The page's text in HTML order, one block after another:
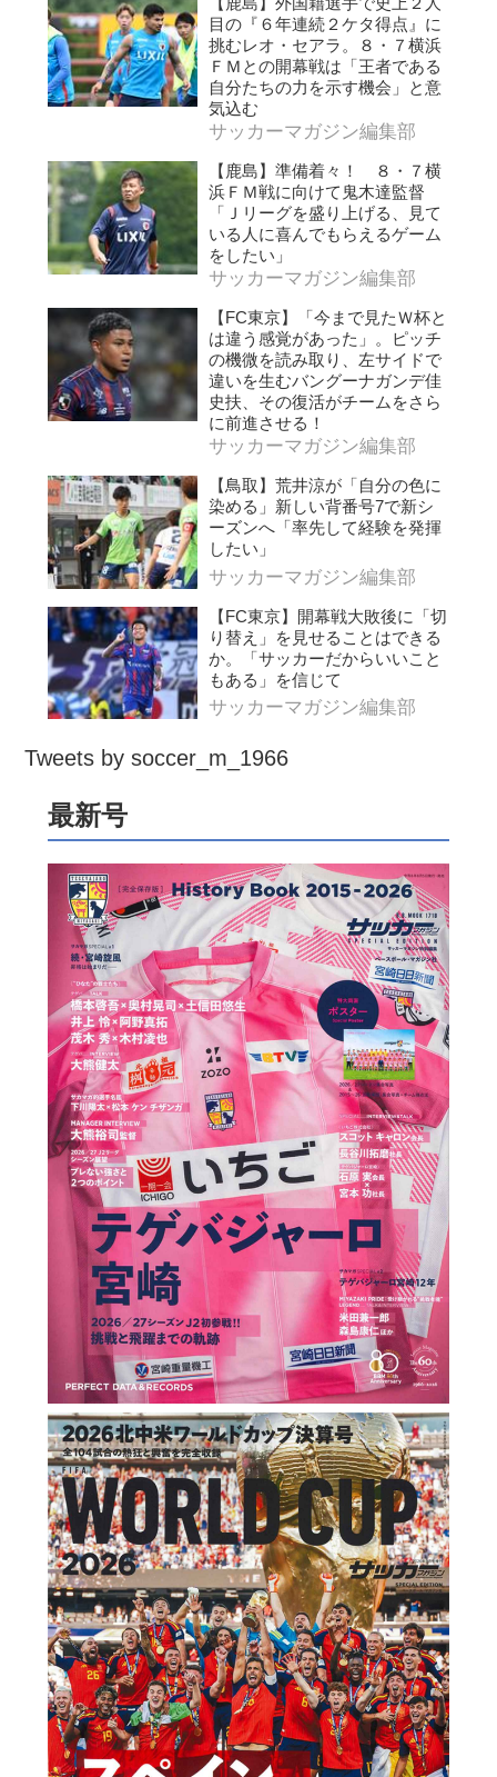
【鹿島】外国籍選手で史上２人
目の『６年連続２ケタ得点』に
挑むレオ・セアラ。８・７横浜
ＦＭとの開幕戦は「王者である
自分たちの力を示す機会」と意
気込む
サッカーマガジン編集部
【鹿島】準備着々！ ８・７横
浜ＦＭ戦に向けて鬼木達監督
「Ｊリーグを盛り上げる、見て
いる人に喜んでもらえるゲーム
をしたい」
サッカーマガジン編集部
【FC東京】「今まで見たＷ杯と
は違う感覚があった」。ピッチ
の機微を読み取り、左サイドで
違いを生むバングーナガンデ佳
史扶、その復活がチームをさら
に前進させる！
サッカーマガジン編集部
【鳥取】荒井涼が「自分の色に
染める」新しい背番号7で新シ
ーズンへ「率先して経験を発揮
したい」
サッカーマガジン編集部
【FC東京】開幕戦大敗後に「切
り替え」を見せることはできる
か。「サッカーだからいいこと
もある」を信じて
サッカーマガジン編集部
Tweets by soccer_m_1966
最新号